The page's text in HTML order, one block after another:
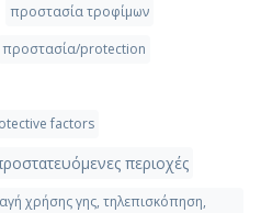
προστασία τροφίμων
προστασία/protection
factors
περιοχές
χρήσης γης, τηλεπισκόπηση,